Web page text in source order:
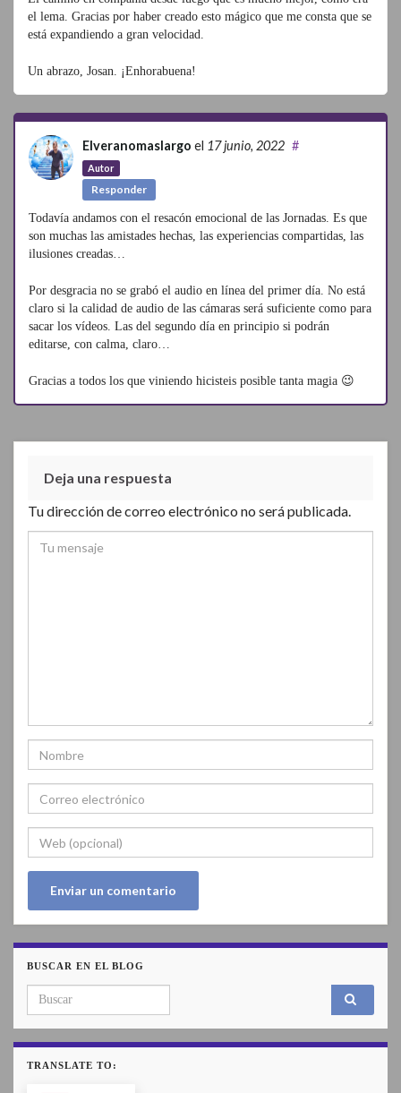
el lema. Gracias por haber creado esto mágico que me consta que se
está expandiendo a gran velocidad.
Un abrazo, Josan. ¡Enhorabuena!
Elveranomaslargo el 17 junio, 2022
Autor
#
Responder
Todavía andamos con el resacón emocional de las Jornadas. Es que
son muchas las amistades hechas, las experiencias compartidas, las
ilusiones creadas…
Por desgracia no se grabó el audio en línea del primer día. No está
claro si la calidad de audio de las cámaras será suficiente como para
sacar los vídeos. Las del segundo día en principio si podrán
editarse, con calma, claro…
Gracias a todos los que viniendo hicisteis posible tanta magia 😉
Deja una respuesta
Tu dirección de correo electrónico no será publicada.
BUSCAR EN EL BLOG
Search for:
TRANSLATE TO: